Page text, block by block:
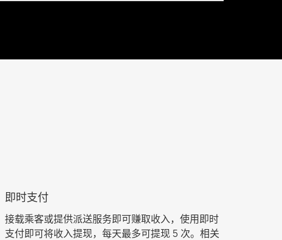
即时支付
接载乘客或提供派送服务即可赚取收入，使用即时
支付即可将收入提现，每天最多可提现 5 次。相关